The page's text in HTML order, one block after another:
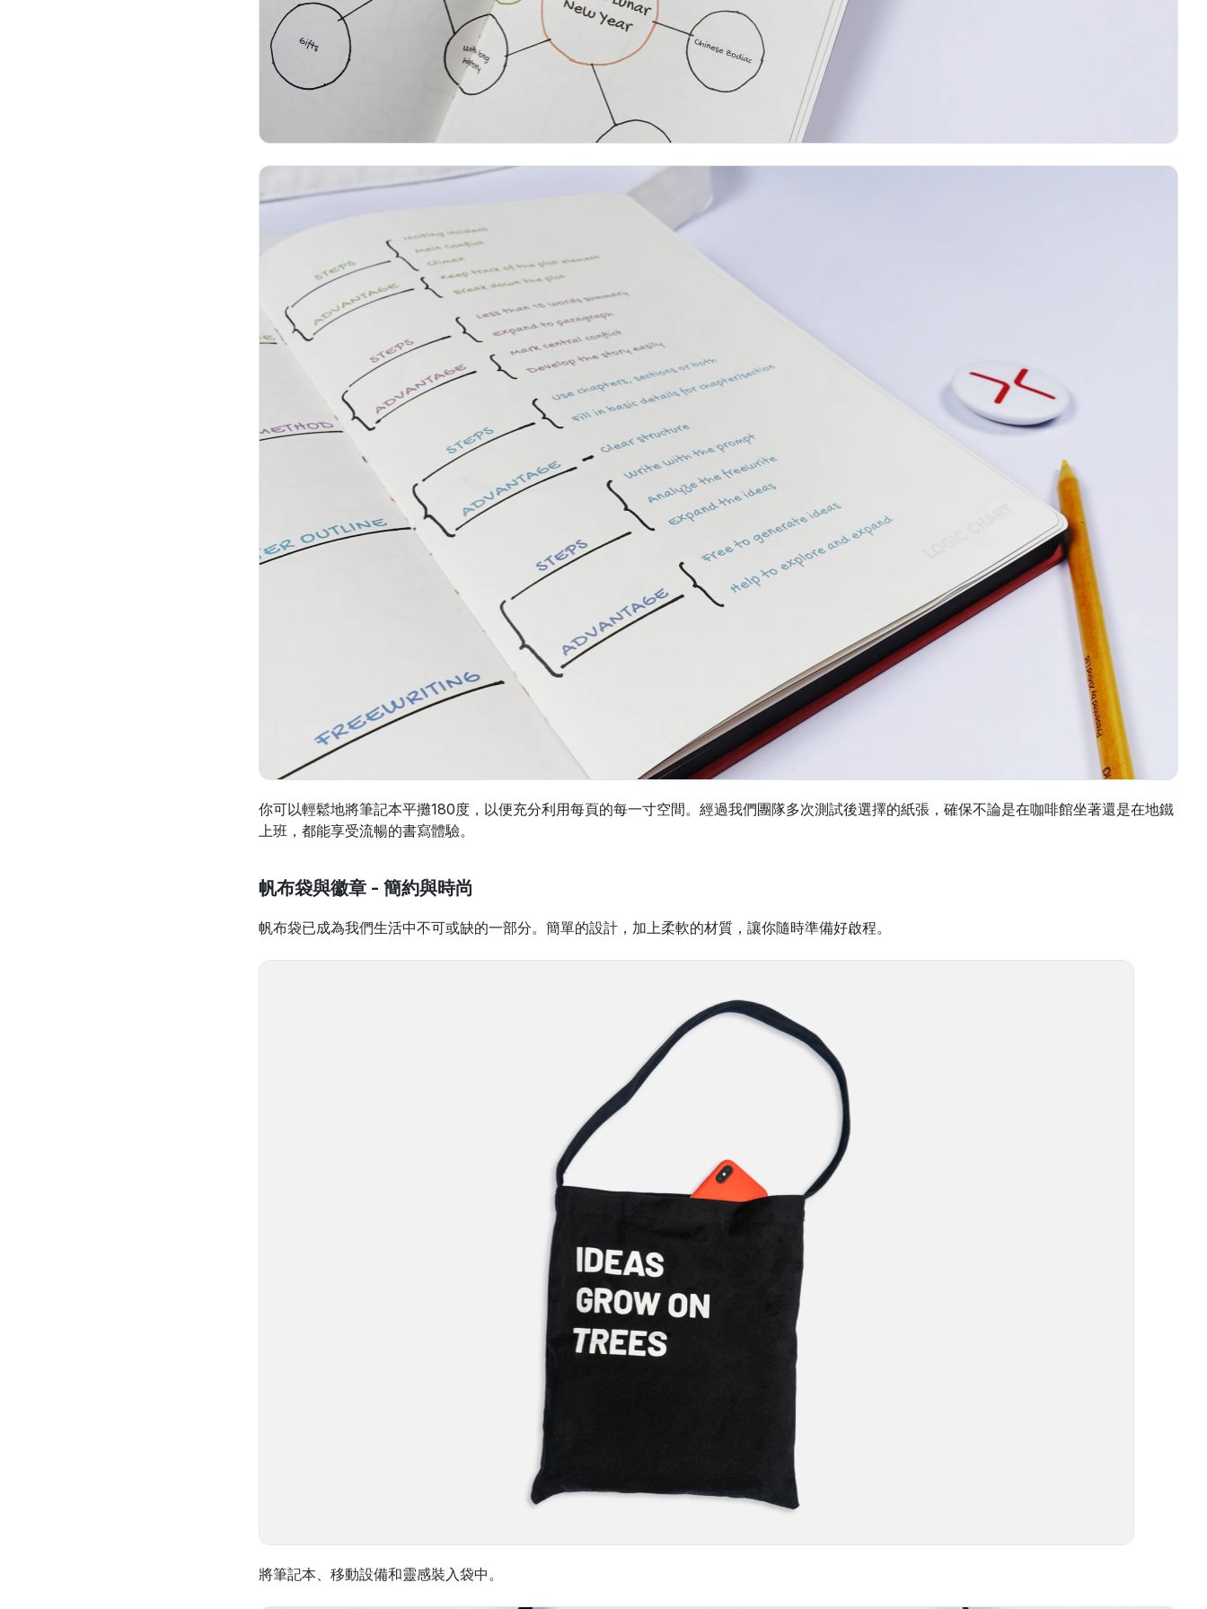
你可以輕鬆地將筆記本平攤180度，以便充分利用每頁的每一寸空間。經過我們團隊多次測試後選擇的紙張，確保不論是在咖啡館坐著還是在地鐵
上班，都能享受流暢的書寫體驗。
帆布袋與徽章 - 簡約與時尚
帆布袋已成為我們生活中不可或缺的一部分。簡單的設計，加上柔軟的材質，讓你隨時準備好啟程。
將筆記本、移動設備和靈感裝入袋中。